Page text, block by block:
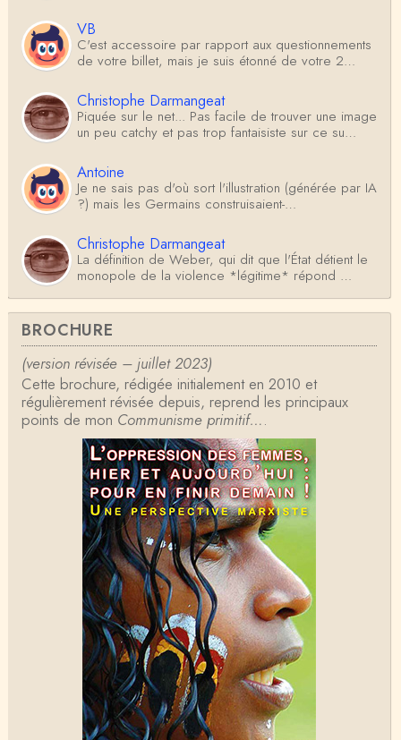
VB
C'est accessoire par rapport aux questionnements
de votre billet, mais je suis étonné de votre 2…
Christophe Darmangeat
Piquée sur le net... Pas facile de trouver une image
un peu catchy et pas trop fantaisiste sur ce su…
Antoine
Je ne sais pas d'où sort l'illustration (générée par IA
?) mais les Germains construisaient-…
Christophe Darmangeat
La définition de Weber, qui dit que l'État détient le
monopole de la violence *légitime* répond …
Anonymous
Formidable et complexe sujet ; l'ancien professeur
d'histoire que je suis, Alsacien de surcr…
Tangui Przybylowski
Concernant Fustel de Coulanges, j'ai le souvenir
d'avoir lu, il y a près de 10 ans, un autre…
Jean-Paul Demoule
L'Etat ayant donc le monopole de la violence légiti
me, comment interpréter la situation états-un…
Christophe Darmangeat
Je ne sais pas quelle est la couleur de ma ceintur
e, mais je suis bien d'accord avec vous sur le…
Christophe Darmangeat
C'est en effet un bon livre, tout à fait recommandab
le.
ChristianP
J'ai vu aujourd'hui que l'historienne Michelle Zancari
ni-Fournel a elle aussi écrit un e…
BROCHURE
(version révisée – juillet 2023)
Cette brochure, rédigée initialement en 2010 et
régulièrement révisée depuis, reprend les principaux
points de mon Communisme primitif….